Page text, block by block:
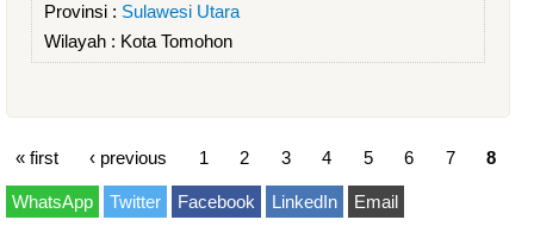
Provinsi : Sulawesi Utara
Wilayah : Kota Tomohon
« first ‹ previous 1 2 3 4 5 6 7 8
WhatsApp Twitter Facebook LinkedIn Email